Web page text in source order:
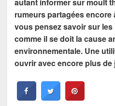
autant informer sur moult
rumeurs partagées encore
vous pensez savoir sur
comme il se doit la cause
environnementale. Une
ouvrir avec encore plus de